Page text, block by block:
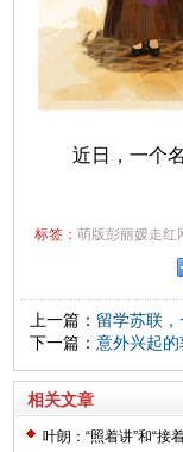
近日，一个
标签： 萌版彭丽媛走红
上一篇： 留学苏联
下一篇： 意外兴起
相关文章
叶朗：“照着讲”和“接